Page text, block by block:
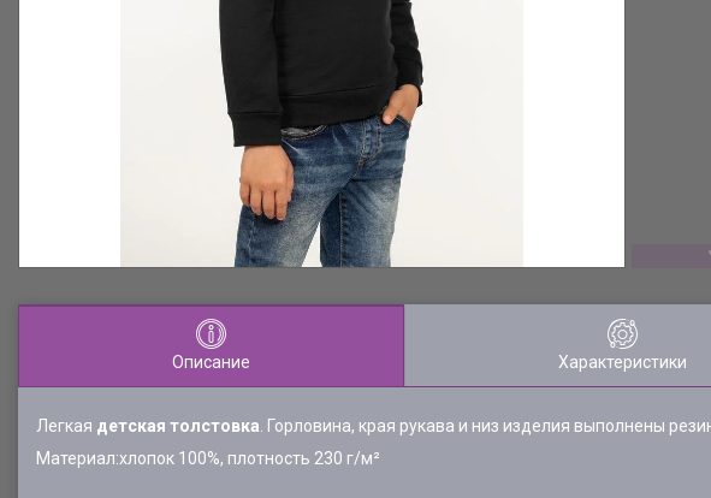
Описание Характеристики
Легкая детская толстовка . Горловина, края рукава и низ изделия выполнены
Материал:хлопок 100%, плотность 230 г/м²